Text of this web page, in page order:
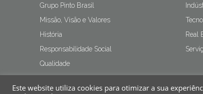
Grupo Pinto Brasil
Missão, Visão e Valores
História
Responsabilidade Social
Qualidade
Real
Este website utiliza cookies para otimizar a sua